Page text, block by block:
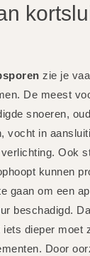
zie je
De meest
snoeren,
vocht in
Ook
kunnen
gaan om een
beschadigd.
dieper moet
Door